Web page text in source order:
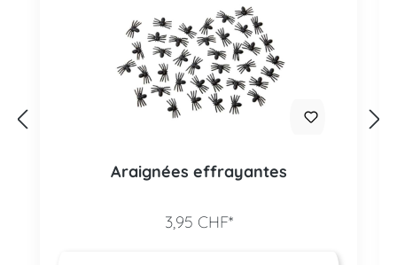
Araignées effrayantes
3,95 CHF*